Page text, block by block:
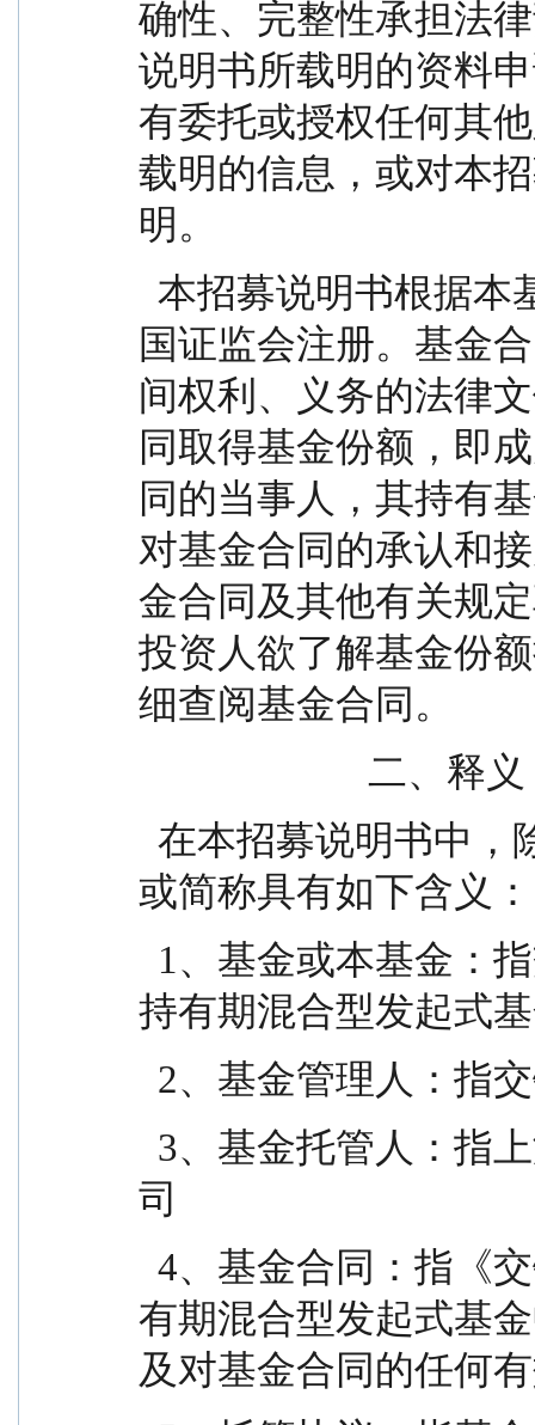
确性、完整性承担法
说明书所载明的资料
有委托或授权任何其
载明的信息，或对本
明。
国证监会注册。基金
间权利、义务的法律
同取得基金份额，即
同的当事人，其持有
对基金合同的承认和
金合同及其他有关规
投资人欲了解基金份
细查阅基金合同。
                        二、释义
或简称具有如下含义：
持有期混合型发起式
2、基金管理人：指
司
有期混合型发起式基
及对基金合同的任何